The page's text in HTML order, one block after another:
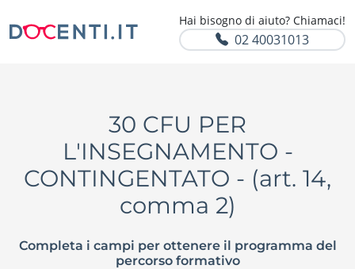
Hai bisogno di aiuto? Chiamaci!
02 40031013
30 CFU PER
L'INSEGNAMENTO -
CONTINGENTATO - (art. 14,
comma 2)
Completa i campi per ottenere il programma del
percorso formativo